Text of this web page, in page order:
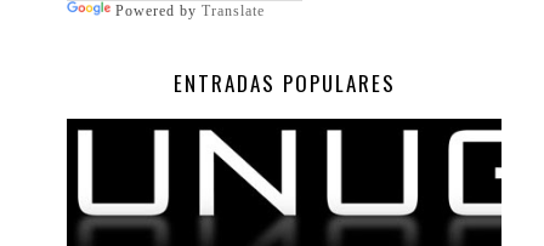
Powered by Translate
ENTRADAS POPULARES